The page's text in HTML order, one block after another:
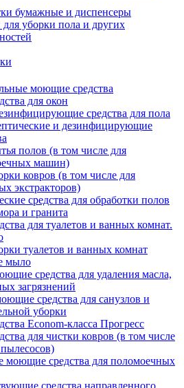
бумажные и диспенсеры
уборки пола и других
моющие средства
для окон
средства для пола
и дезинфицирующие
полов (в том числе для
машин)
ковров (в том числе для
экстракторов)
средства для обработки полов
и гранита
для туалетов и ванных комнат.
туалетов и ванных комнат
мыло
средства для удаления масла,
загрязнений
средства для санузлов и
уборки
Econom-класса Прогресс
для чистки ковров (в том числе
моющие средства для поломоечных
средства направленного